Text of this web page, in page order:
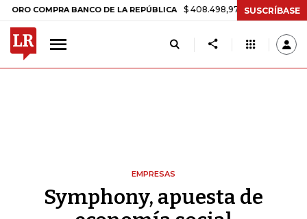
BANCO DE LA REPÚBLICA $ 408.498,97 +$ 8.753,81 +2,19%
SUSCRÍBASE
EMPRESAS
Symphony, apuesta de